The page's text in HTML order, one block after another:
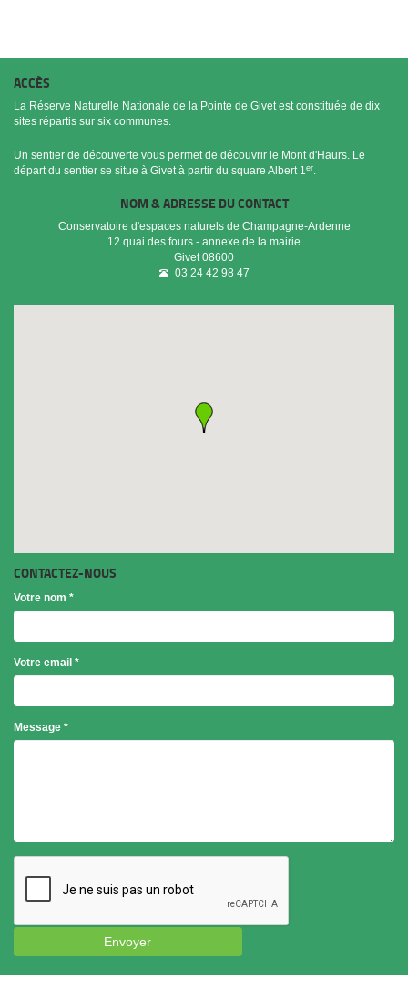
ACCÈS
La Réserve Naturelle Nationale de la Pointe de Givet est constituée de dix
sites répartis sur six communes.
Un sentier de découverte vous permet de découvrir le Mont d'Haurs. Le
départ du sentier se situe à Givet à partir du square Albert 1er.
NOM & ADRESSE DU CONTACT
Conservatoire d'espaces naturels de Champagne-Ardenne
12 quai des fours - annexe de la mairie
Givet 08600
03 24 42 98 47
CONTACTEZ-NOUS
Votre nom *
Votre email *
Objet
*
Message *
Envoyer